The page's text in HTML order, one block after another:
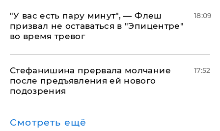
​"У вас есть пару минут", — Флеш
призвал не оставаться в "Эпицентре"
во время тревог
18:09
Стефанишина прервала молчание
после предъявления ей нового
подозрения
17:52
Смотреть ещё